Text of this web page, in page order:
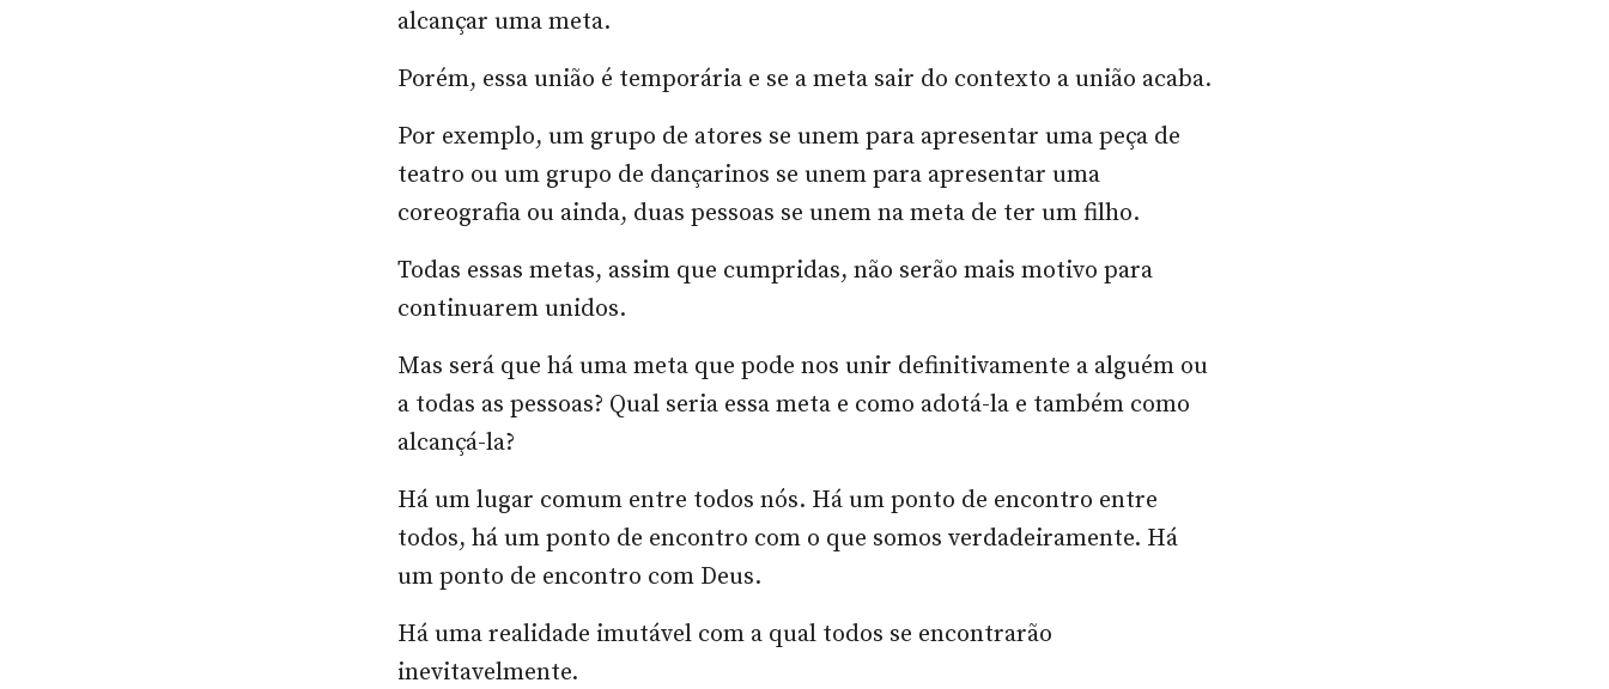
alcançar uma meta.
Porém, essa união é temporária e se a meta sair do contexto a união acaba.
Por exemplo, um grupo de atores se unem para apresentar uma peça de
teatro ou um grupo de dançarinos se unem para apresentar uma
coreografia ou ainda, duas pessoas se unem na meta de ter um filho.
Todas essas metas, assim que cumpridas, não serão mais motivo para
continuarem unidos.
Mas será que há uma meta que pode nos unir definitivamente a alguém ou
a todas as pessoas? Qual seria essa meta e como adotá-la e também como
alcançá-la?
Há um lugar comum entre todos nós. Há um ponto de encontro entre
todos, há um ponto de encontro com o que somos verdadeiramente. Há
um ponto de encontro com Deus.
Há uma realidade imutável com a qual todos se encontrarão
inevitavelmente.